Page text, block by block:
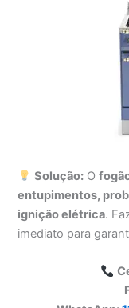
Solução: O
entupimentos,
ignição elétrica.
imediato para